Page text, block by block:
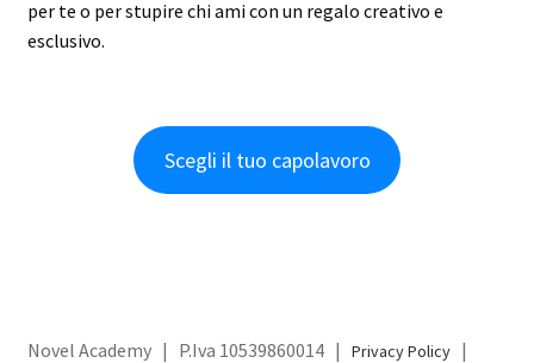
per te o per stupire chi ami con un regalo creativo e
esclusivo.
Scegli il tuo capolavoro
Novel Academy | P.Iva 10539860014 | Privacy Policy|